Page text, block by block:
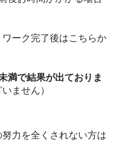
ーク完了後はこちらか
満で結果が出ておりま
ません）
力を全くされない方は